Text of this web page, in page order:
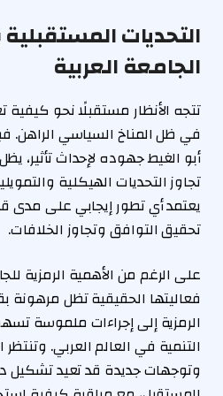
التحديات
الجامعة العربية
تتجه الأنظار مستقبلًا نحو كيفية
في ظل المناخ السياسي الراهن.
أبو الغيط جهوده لإحداث تأثير،
تجاوز التحديات الهيكلية
يعتمد أي تطور إيجابي على مدى
تحقيق التوافق وتجاوز الخلافات.
على الرغم من الأهمية الرمزية
فعاليتها الحقيقية تظل مرهونة
الرمزية إلى إجراءات ملموسة
التنمية في العالم العربي. وتنتظر
وتوجهات جديدة قد تعيد تشكيل